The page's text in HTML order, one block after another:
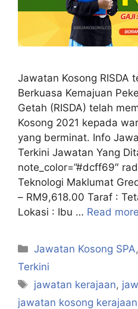
Jawatan Kosong RISDA
Berkuasa Kemajuan
Getah (RISDA) telah
Kosong 2021 kepada
yang berminat. Info
Terkini Jawatan Yang
note_color=”#dcff69″
Teknologi Maklumat
– RM9,618.00 Taraf :
Lokasi : Ibu … Read more
Categories
Jawatan Kosong SPA
Terkini
Tags
jawatan kerajaan,
jawatan kosong kerajaan